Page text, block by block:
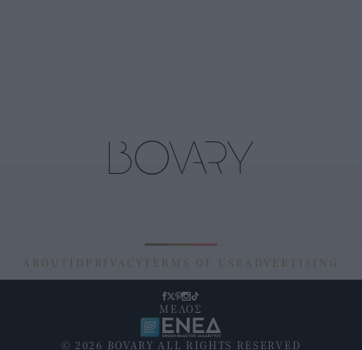
ABOUT ID PRIVACY TERMS OF USE ADVERTISING
© 2026 BOVARY ALL RIGHTS RESERVED
ΜΕΛΟΣ